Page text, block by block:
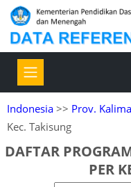
Indonesia >> Prov.
Kec. Takisung
DAFTAR
PER